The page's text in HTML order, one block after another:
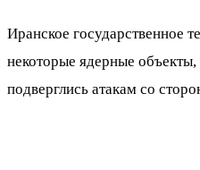
Иранское государственное
некоторые ядерные объекты,
подверглись атакам со